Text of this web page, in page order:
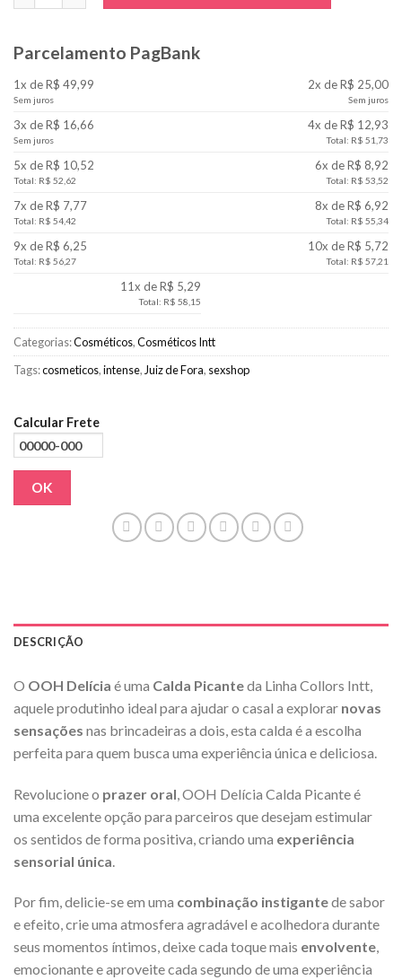
Parcelamento PagBank
1x de R$ 49,99
Sem juros
2x de R$ 25,00
Sem juros
3x de R$ 16,66
Sem juros
4x de R$ 12,93
Total: R$ 51,73
5x de R$ 10,52
Total: R$ 52,62
6x de R$ 8,92
Total: R$ 53,52
7x de R$ 7,77
Total: R$ 54,42
8x de R$ 6,92
Total: R$ 55,34
9x de R$ 6,25
Total: R$ 56,27
10x de R$ 5,72
Total: R$ 57,21
11x de R$ 5,29
Total: R$ 58,15
Categorias:Cosméticos,Cosméticos Intt
Tags:cosmeticos,intense, Juiz de Fora, sexshop
Calcular Frete
OK
DESCRIÇÃO
O OOH Delícia é uma Calda Picanteda Linha Collors Intt,
aquele produtinho ideal para ajudar o casal a explorar novas
sensações nas brincadeiras a dois, esta calda é a escolha
perfeita para quem busca uma experiência única e deliciosa.
Revolucione o prazer oral , OOH Delícia Calda Picante é
uma excelente opção para parceiros que desejam estimular
os sentidos de forma positiva, criando uma experiência
sensorial única
Por fim, delicie-se em uma combinação instigantede sabor
e efeito, crie uma atmosfera agradável e acolhedora durante
seus momentos íntimos, deixe cada toque mais envolvente,
emocionante e aproveite cada segundo de uma experiência